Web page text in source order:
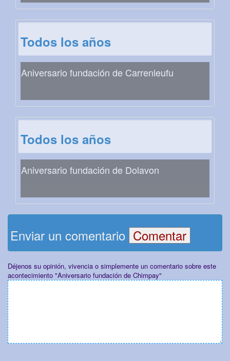
Todos los años
Aniversario fundación de Carrenleufu
Todos los años
Aniversario fundación de Dolavon
Enviar un comentario
Déjenos su opinión, vivencia o simplemente un comentario sobre este
acontecimiento "Aniversario fundación de Chimpay"